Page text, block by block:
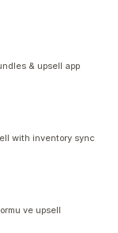
& upsell app
with inventory sync
ve upsell